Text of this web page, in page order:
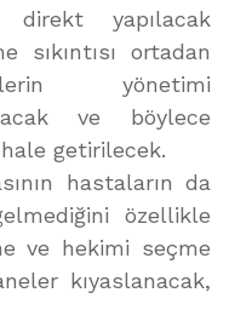
direkt yapılacak
sıkıntısı ortadan
yönetimi
ve böylece
getirilecek.
hastaların da
özellikle
ve hekimi seçme
kıyaslanacak,